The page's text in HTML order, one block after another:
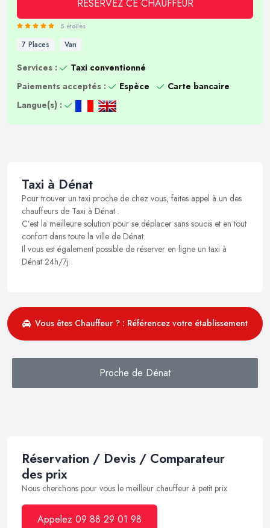
RÉSERVEZ CE CHAUFFEUR
5 étoiles
7 Places Van
Services :
Taxi conventionné
Paiements acceptés :
Espèce
Carte bancaire
Langue(s) :
Taxi à Dénat
Pour trouver un taxi proche de chez vous, faites appel à un des
chauffeurs de Taxi à Dénat .
C’est la meilleure solution pour se déplacer sans soucis et en tout
confort dans toute la ville de Dénat.
Il vous est également possible de réserver en ligne un taxi à
Dénat 24h/7j .
Vous êtes Chauffeur ? : Référencez votre établissement
Proche de Dénat
Réservation / Devis / Comparateur
des prix
Nous cherchons pour vous le meilleur chauffeur à petit prix
Appelez 09 88 29 01 98